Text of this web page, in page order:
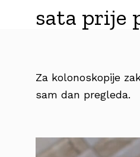
sata prije
Za kolonoskopije
sam dan pregleda.